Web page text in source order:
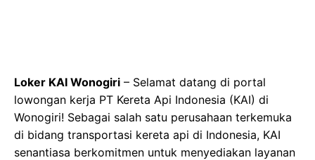
Loker KAI Wonogiri – Selamat datang di portal
lowongan kerja PT Kereta Api Indonesia (KAI) di
Wonogiri! Sebagai salah satu perusahaan terkemuka
di bidang transportasi kereta api di Indonesia, KAI
senantiasa berkomitmen untuk menyediakan layanan